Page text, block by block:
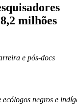
milhões
e pós-docs
negros e